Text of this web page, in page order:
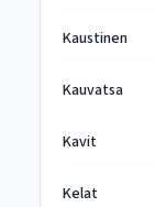
Kaustinen
Kauvatsa
Kavit
Kelat